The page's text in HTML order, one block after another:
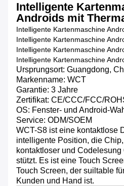
Intelligente
Androids mit
Intelligente Kartenmaschine
Intelligente Kartenmaschine
Intelligente Kartenmaschine
Intelligente Kartenmaschine
Ursprungsort: Guangdong,
Markenname: WCT
Garantie: 3 Jahre
Zertifikat: CE/CCC/FCC/
OS: Fenster- und Android-
Service: ODM/SOEM
WCT-S8 ist eine kontaktlose
intelligente Position, die
kontaktloser und Codelesung
stützt. Es ist eine Touch
Touch Screen, der suiltable
Kunden und Hand ist.